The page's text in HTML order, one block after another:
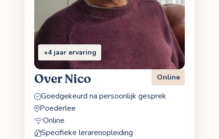
+4 jaar ervaring
Over Nico Online
Goedgekeurd na persoonlijk gesprek
Poederlee
Online
Specifieke lerarenopleiding